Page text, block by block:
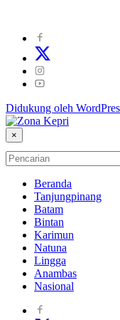
Didukung oleh
×
Beranda
Tanjungpinang
Batam
Bintan
Karimun
Natuna
Lingga
Anambas
Nasional